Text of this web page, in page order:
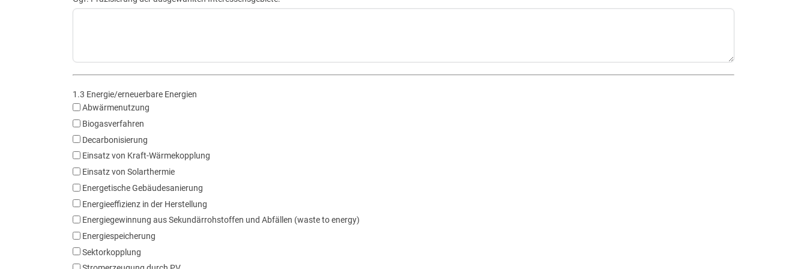
1.3 Energie/erneuerbare Energien
Abwärmenutzung
Biogasverfahren
Decarbonisierung
Einsatz von Kraft-Wärmekopplung
Einsatz von Solarthermie
Energetische Gebäudesanierung
Energieeffizienz in der Herstellung
Energiegewinnung aus Sekundärrohstoffen und Abfällen (waste to energy)
Energiespeicherung
Sektorkopplung